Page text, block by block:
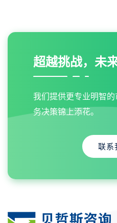
超越挑战，未
我们提供更专业明智
务决策锦上添花。
联系